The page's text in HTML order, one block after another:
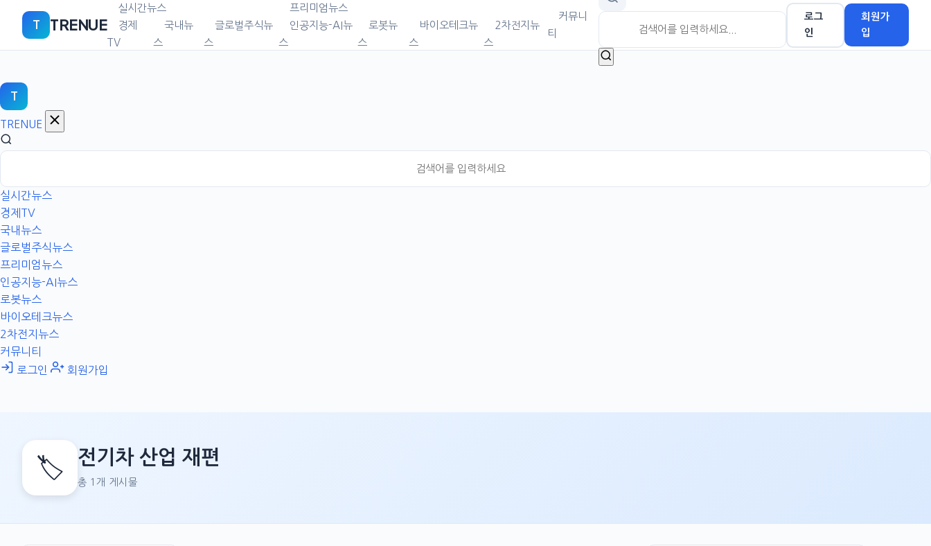
T TRENUE
실시간뉴스
경제
TV
국내뉴
스
글로벌주식뉴
스
프리미엄뉴스
인공지능-AI뉴
스
로봇뉴
스
바이오테크뉴
스
2차전지뉴
스
커뮤니
티
로그
인
회원가
입
T
TRENUE
실시간뉴스
경제TV
국내뉴스
글로벌주식뉴스
프리미엄뉴스
인공지능-AI뉴스
로봇뉴스
바이오테크뉴스
2차전지뉴스
커뮤니티
로그인
회원가입
🏷️ 전기차 산업 재편
총 1개 게시물